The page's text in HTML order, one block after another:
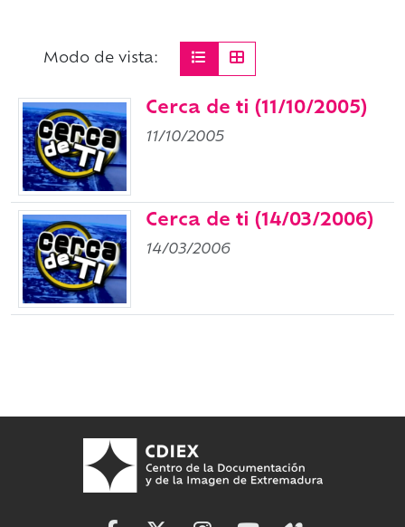
Modo de vista:
Cerca de ti (11/10/2005)
11/10/2005
Cerca de ti (14/03/2006)
14/03/2006